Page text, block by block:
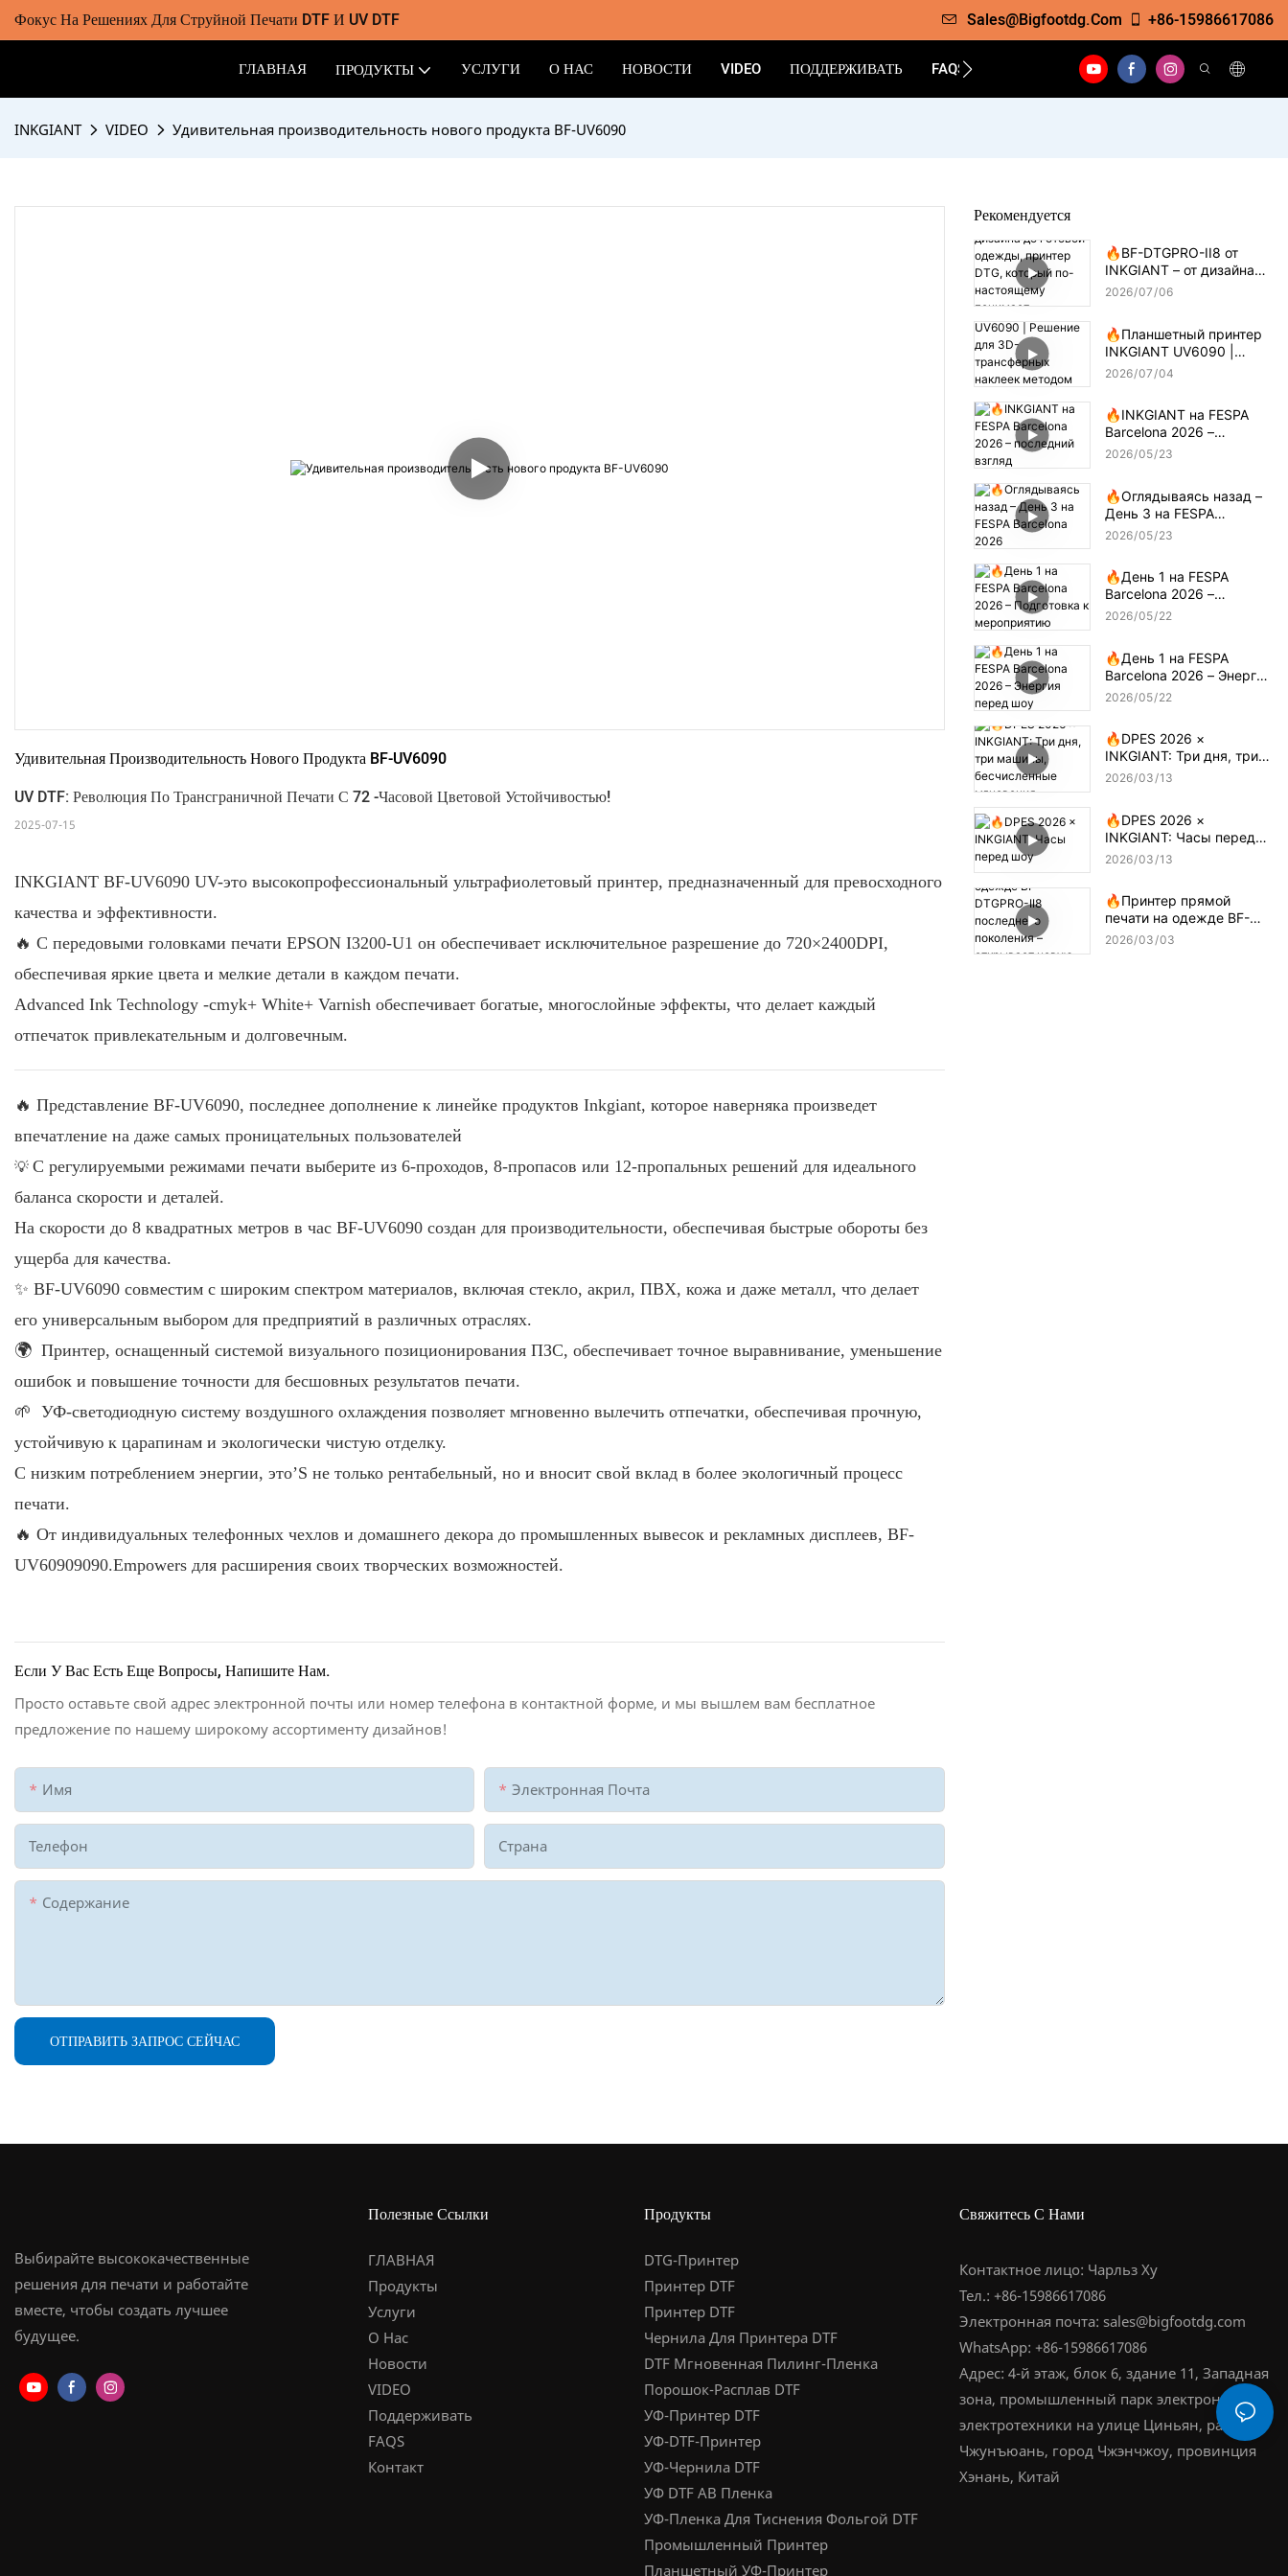
Фокус На Решениях Для Струйной Печати DTF И UV DTF Sales@bigfootdg.com +86-15986617086
ГЛАВНАЯ ПРОДУКТЫ УСЛУГИ О НАС НОВОСТИ VIDEO ПОДДЕРЖИВАТЬ FAQS
INKGIANT VIDEO Удивительная производительность нового продукта BF-UV6090
Удивительная Производительность Нового Продукта BF-UV6090
UV DTF: Революция По Трансграничной Печати С 72 -часовой Цветовой Устойчивостью!
2025-07-15
INKGIANT BF-UV6090 UV-это высокопрофессиональный ультрафиолетовый принтер, предназначенный для превосходного
качества и эффективности.
🔥 С передовыми головками печати EPSON I3200-U1 он обеспечивает исключительное разрешение до 720×2400DPI,
обеспечивая яркие цвета и мелкие детали в каждом печати.
Advanced Ink Technology -cmyk+ White+ Varnish обеспечивает богатые, многослойные эффекты, что делает каждый
отпечаток привлекательным и долговечным.
🔥 Представление BF-UV6090, последнее дополнение к линейке продуктов Inkgiant, которое наверняка произведет
впечатление на даже самых проницательных пользователей
💡 С регулируемыми режимами печати выберите из 6-проходов, 8-пропасов или 12-пропальных решений для идеального
баланса скорости и деталей.
На скорости до 8 квадратных метров в час BF-UV6090 создан для производительности, обеспечивая быстрые обороты без
ущерба для качества.
✨ BF-UV6090 совместим с широким спектром материалов, включая стекло, акрил, ПВХ, кожа и даже металл, что делает
его универсальным выбором для предприятий в различных отраслях.
🌍 Принтер, оснащенный системой визуального позиционирования ПЗС, обеспечивает точное выравнивание, уменьшение
ошибок и повышение точности для бесшовных результатов печати.
🌱 УФ-светодиодную систему воздушного охлаждения позволяет мгновенно вылечить отпечатки, обеспечивая прочную,
устойчивую к царапинам и экологически чистую отделку.
С низким потреблением энергии, это’S не только рентабельный, но и вносит свой вклад в более экологичный процесс
печати.
🔥 От индивидуальных телефонных чехлов и домашнего декора до промышленных вывесок и рекламных дисплеев, BF-
UV60909090.Empowers для расширения своих творческих возможностей.
Если У Вас Есть Еще Вопросы, Напишите Нам.
Просто оставьте свой адрес электронной почты или номер телефона в контактной форме, и мы вышлем вам бесплатное
предложение по нашему широкому ассортименту дизайнов!
Имя Электронная Почта
Телефон Страна
Содержание
ОТПРАВИТЬ ЗАПРОС СЕЙЧАС
Рекомендуется
🔥BF-DTGPRO-II8 от
INKGIANT – от дизайна
до готовой одежды,
понимает технологию
печати на хлопке.
2026 07 06
🔥Планшетный принтер
INKGIANT UV6090 |
Решение для 3D-
нанесения клея
2026 07 04
🔥INKGIANT на FESPA
Barcelona 2026 –
последний взгляд
2026 05 23
🔥Оглядываясь назад –
День 3 на FESPA
Barcelona 2026
2026 05 23
🔥День 1 на FESPA
Barcelona 2026 –
Подготовка к
2026 05 22
🔥День 1 на FESPA
Barcelona 2026 – Энергия
перед шоу
2026 05 22
🔥DPES 2026 ×
INKGIANT: Три дня, три
машины, бесчисленные
2026 03 13
🔥DPES 2026 ×
INKGIANT: Часы перед
шоу
2026 03 13
🔥Принтер прямой
печати на одежде BF-
DTGPRO-II8 последнего
2026 03 03
Выбирайте высококачественные
решения для печати и работайте
вместе, чтобы создать лучшее
будущее.
Полезные Ссылки
ГЛАВНАЯ
Продукты
Услуги
О Нас
Новости
VIDEO
Поддерживать
FAQS
Контакт
Продукты
DTG-Принтер
Принтер DTF
Принтер DTF
Чернила Для Принтера DTF
DTF Мгновенная Пилинг-Пленка
Порошок-Расплав DTF
УФ-Принтер DTF
УФ-DTF-Принтер
УФ-Чернила DTF
УФ DTF AB Пленка
УФ-Пленка Для Тиснения Фольгой DTF
Промышленный Принтер
Планшетный УФ-Принтер
Свяжитесь С Нами
Контактное лицо: Чарльз Ху
Тел.: +86-15986617086
Электронная почта: sales@bigfootdg.com
WhatsApp: +86-15986617086
Адрес: 4-й этаж, блок 6, здание 11, Западная
зона, промышленный парк электроники и
электротехники на улице Циньян, район
Чжунъюань, город Чжэнчжоу, провинция
Хэнань, Китай